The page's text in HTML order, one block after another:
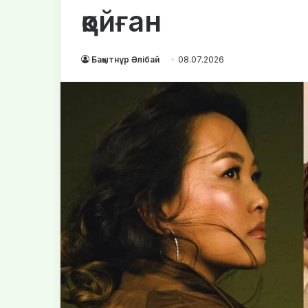
қойған
Бақытнұр Әлібай 08.07.2026